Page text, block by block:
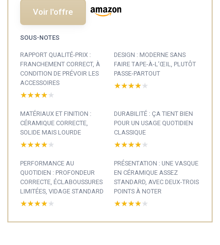
Voir l'offre
SOUS-NOTES
RAPPORT QUALITÉ-PRIX :
FRANCHEMENT CORRECT, À
CONDITION DE PRÉVOIR LES
ACCESSOIRES
★★★★★
★★★★★
DESIGN : MODERNE SANS
FAIRE TAPE-À-L’ŒIL, PLUTÔT
PASSE-PARTOUT
★★★★★
★★★★★
MATÉRIAUX ET FINITION :
CÉRAMIQUE CORRECTE,
SOLIDE MAIS LOURDE
★★★★★
★★★★★
DURABILITÉ : ÇA TIENT BIEN
POUR UN USAGE QUOTIDIEN
CLASSIQUE
★★★★★
★★★★★
PERFORMANCE AU
QUOTIDIEN : PROFONDEUR
CORRECTE, ÉCLABOUSSURES
LIMITÉES, VIDAGE STANDARD
★★★★★
★★★★★
PRÉSENTATION : UNE VASQUE
EN CÉRAMIQUE ASSEZ
STANDARD, AVEC DEUX-TROIS
POINTS À NOTER
★★★★★
★★★★★